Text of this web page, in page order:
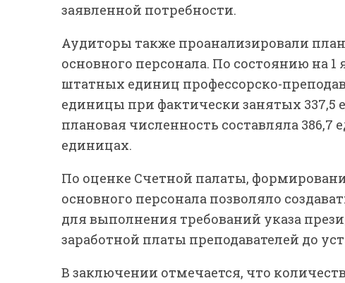
заявленной потребности.
Аудиторы также проанализировали
основного персонала. По состоянию на 1
штатных единиц профессорско-
единицы при фактически занятых 337,5
плановая численность составляла
единицах.
По оценке Счетной палаты,
основного персонала позволяло
для выполнения требований указа
заработной платы преподавателей до
В заключении отмечается, что